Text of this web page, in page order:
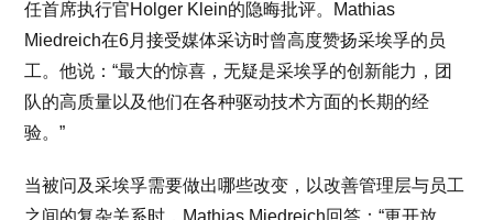
任首席执行官Holger Klein的隐晦批评。Mathias
Miedreich在6月接受媒体采访时曾高度赞扬采埃孚的员
工。他说：“最大的惊喜，无疑是采埃孚的创新能力，团
队的高质量以及他们在各种驱动技术方面的长期的经
验。”
当被问及采埃孚需要做出哪些改变，以改善管理层与员工